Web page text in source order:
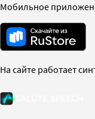
Мобильное
На сайте работает